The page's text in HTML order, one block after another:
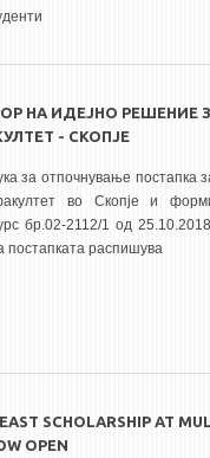
НА ИДЕЈНО РЕШЕНИЕ
- СКОПЈЕ
за отпочнување постапка
во Скопје и
бр.02-2112/1 од
постапката распишува
избор на идејно решение
SCHOLARSHIP AT
OPEN